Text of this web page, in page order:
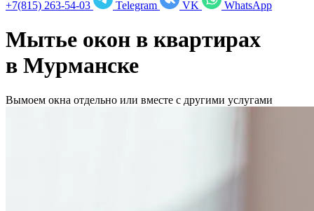
+7(815) 263-54-03 Telegram VK WhatsApp
Мытье окон в квартирах
в Мурманске
Вымоем окна отдельно или вместе с другими услугами